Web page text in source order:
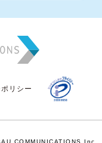
リシー